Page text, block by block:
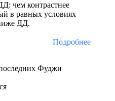
чем контрастнее
в равных условиях
ДД.
Подробнее
Фуджи